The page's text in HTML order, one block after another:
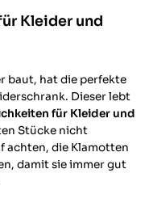
Kleider und
baut, hat die perfekte
Dieser lebt
für Kleider und
Stücke nicht
achten, die Klamotten
damit sie immer gut